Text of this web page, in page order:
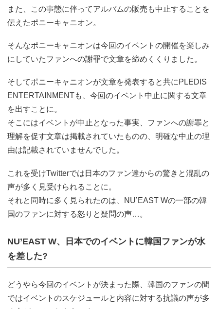
また、この事態に伴ってアルバムの販売も中止することを
伝えたポニーキャニオン。
そんなポニーキャニオンは今回のイベントの開催を楽しみ
にしていたファンへの謝罪で文章を締めくくりました。
そしてポニーキャニオンが文章を発表すると共にPLEDIS
ENTERTAINMENTも、今回のイベント中止に関する文章
を出すことに。
そこにはイベントが中止となった事実、ファンへの謝罪と
理解を促す文章は掲載されていたものの、明確な中止の理
由は記載されていませんでした。
これを受けTwitterでは日本のファン達からの驚きと混乱の
声が多く見受けられることに。
それと同時に多く見られたのは、NU’EAST Wの一部の韓
国のファンに対する怒りと疑問の声…。
NU’EAST W、日本でのイベントに韓国ファンが水
を差した?
どうやら今回のイベントが決まった際、韓国のファンの間
ではイベントのスケジュールと内容に対する抗議の声が多